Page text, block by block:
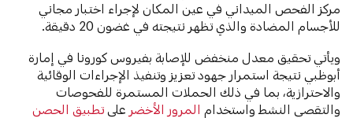
مركز الفحص الميداني في عين المكان لإجراء اختبار مجاني
للأجسام المضادة والذي تظهر نتيجته في غضون 20 دقيقة.
ويأتي تحقيق معدل منخفض للإصابة بفيروس كورونا في إمارة
أبوظبي نتيجة استمرار جهود تعزيز وتنفيذ الإجراءات الوقائية
والاحترازية، بما في ذلك الحملات المستمرة للفحوصات
والتقصي النشط واستخدام المرور الأخضرعلى تطبيق الحصن